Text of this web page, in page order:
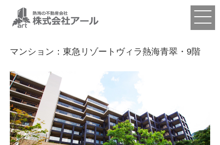
マンション：東急リゾートヴィラ熱海青翠・9階